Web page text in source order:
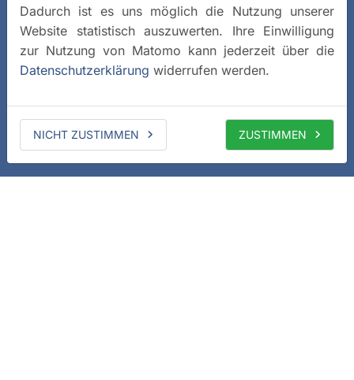
Dadurch ist es uns möglich die Nutzung unserer
Website statistisch auszuwerten. Ihre Einwilligung
zur Nutzung von Matomo kann jederzeit über die
Datenschutzerklärung widerrufen werden.
NICHT ZUSTIMMEN ZUSTIMMEN